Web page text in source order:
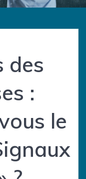
des
:
le